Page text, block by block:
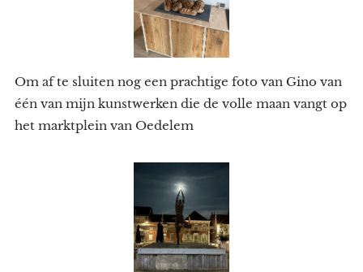
Om af te sluiten nog een prachtige foto van Gino van
één van mijn kunstwerken die de volle maan vangt op
het marktplein van Oedelem